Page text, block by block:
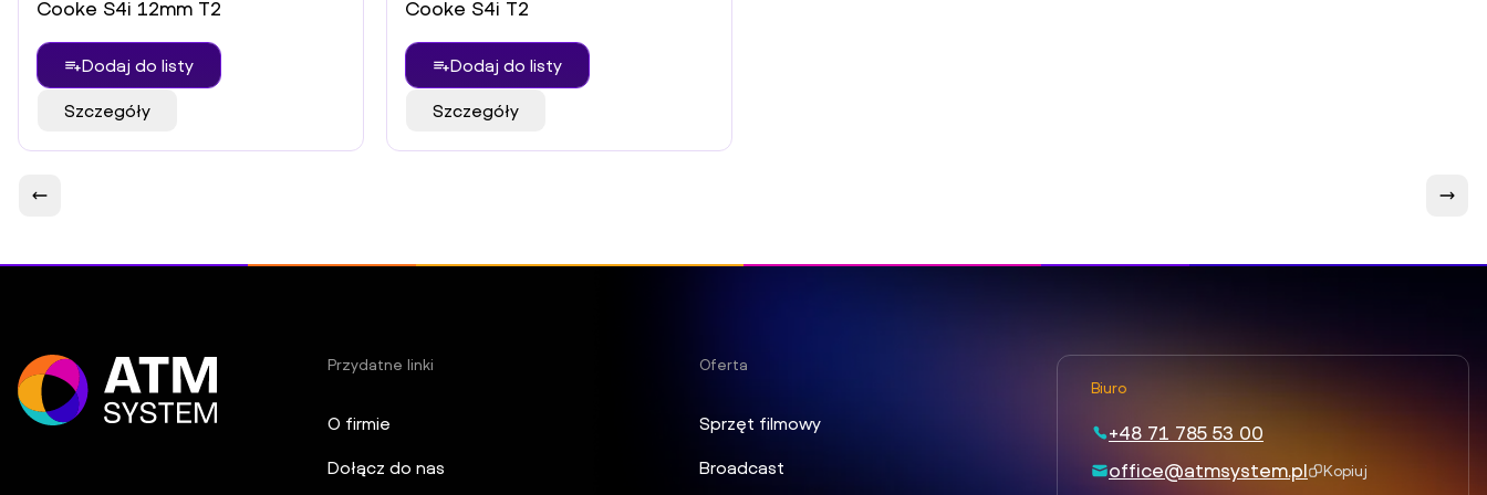
Cooke S4i 12mm T2
Dodaj do listy
Szczegóły
Cooke S4i T2
Dodaj do listy
Szczegóły
Przydatne linki
O firmie
Dołącz do nas
Oferta
Sprzęt filmowy
Broadcast
Biuro
+48 71 785 53 00
office@atmsystem.pl
Kopiuj